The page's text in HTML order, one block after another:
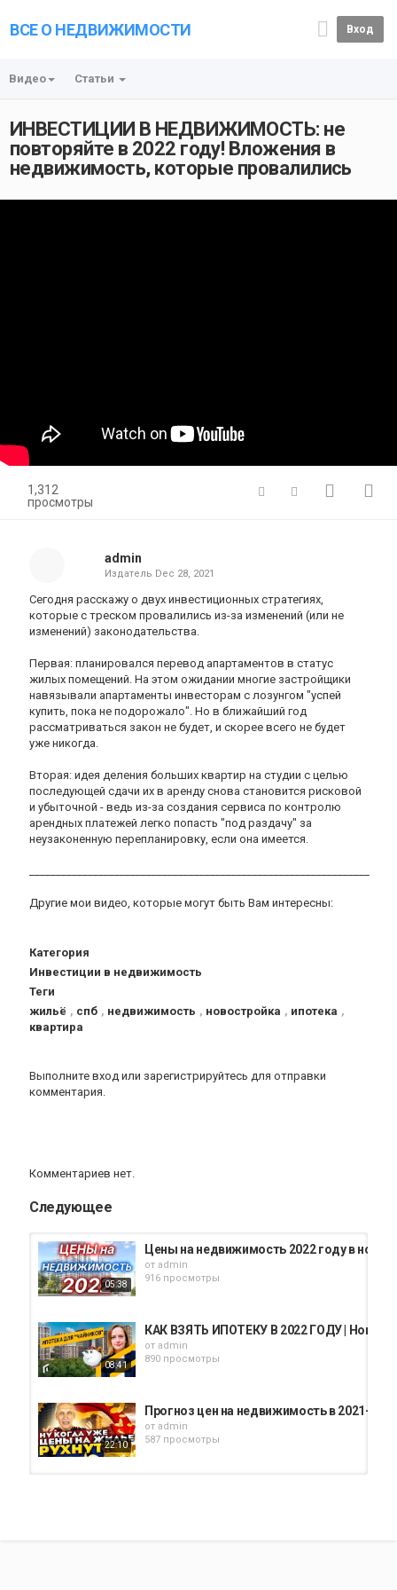
ВСЕ О НЕДВИЖИМОСТИ Вход
Видео Статьи
ИНВЕСТИЦИИ В НЕДВИЖИМОСТЬ: не
повторяйте в 2022 году! Вложения в
недвижимость, которые провалились
1,312
просмотры
admin
Издатель Dec 28, 2021
Сегодня расскажу о двух инвестиционных стратегиях,
которые с треском провалились из-за изменений (или не
изменений) законодательства.
Первая: планировался перевод апартаментов в статус
жилых помещений. На этом ожидании многие застройщики
навязывали апартаменты инвесторам с лозунгом "успей
купить, пока не подорожало". Но в ближайший год
рассматриваться закон не будет, и скорее всего не будет
уже никогда.
Вторая: идея деления больших квартир на студии с целью
последующей сдачи их в аренду снова становится рисковой
и убыточной - ведь из-за создания сервиса по контролю
арендных платежей легко попасть "под раздачу" за
неузаконенную перепланировку, если она имеется.
Другие мои видео, которые могут быть Вам интересны:
Категория
Инвестиции в недвижимость
Теги
жильё , спб , недвижимость , новостройка , ипотека ,
квартира
Выполните вход или зарегистрируйтесь для отправки
комментария.
Комментариев нет.
Следующее
05:38
Цены на недвижимость 2022 году в
от admin
916 просмотры
08:41
КАК ВЗЯТЬ ИПОТЕКУ В 2022 ГОДУ |
от admin
890 просмотры
22:10
Прогноз цен на недвижимость в 2021-
от admin
587 просмотры